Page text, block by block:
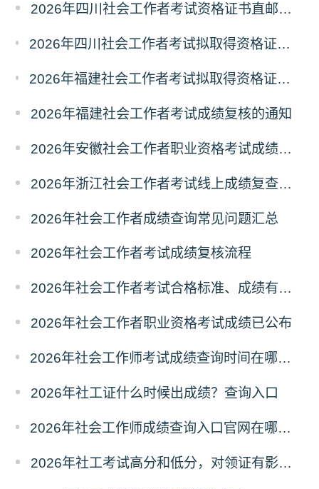
2026年四川社会工作者考试资格证书直邮领取的通知
2026年四川社会工作者考试拟取得资格证书相关人员承诺情况的公示
2026年福建社会工作者考试拟取得资格证书相关人员承诺情况的公示
2026年福建社会工作者考试成绩复核的通知
2026年安徽社会工作者职业资格考试成绩复查的通知
2026年浙江社会工作者考试线上成绩复查申请的通知
2026年社会工作者成绩查询常见问题汇总
2026年社会工作者考试成绩复核流程
2026年社会工作者考试合格标准、成绩有效期
2026年社会工作者职业资格考试成绩已公布
2026年社会工作师考试成绩查询时间在哪天？历年成绩查询时间
2026年社工证什么时候出成绩？查询入口
2026年社会工作师成绩查询入口官网在哪？怎么查询？
2026年社工考试高分和低分，对领证有影响吗？